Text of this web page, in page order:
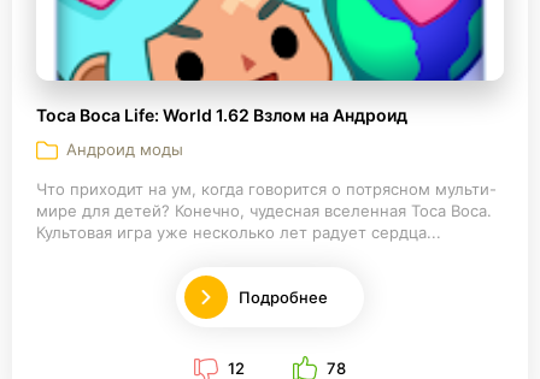
Toca Boca Life: World 1.62 Взлом на Андроид
Андроид моды
Что приходит на ум, когда говорится о потрясном мульти-
мире для детей? Конечно, чудесная вселенная Toca Boca.
Культовая игра уже несколько лет радует сердца...
Подробнее
12 78